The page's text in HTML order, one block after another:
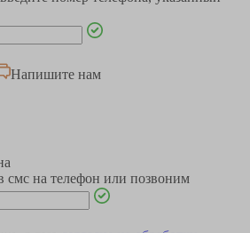
Напишите нам
на телефон или позвоним